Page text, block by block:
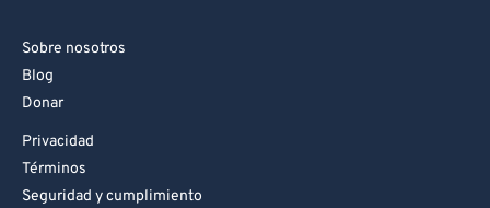
Sobre nosotros
Blog
Donar
Privacidad
Términos
Seguridad y cumplimiento